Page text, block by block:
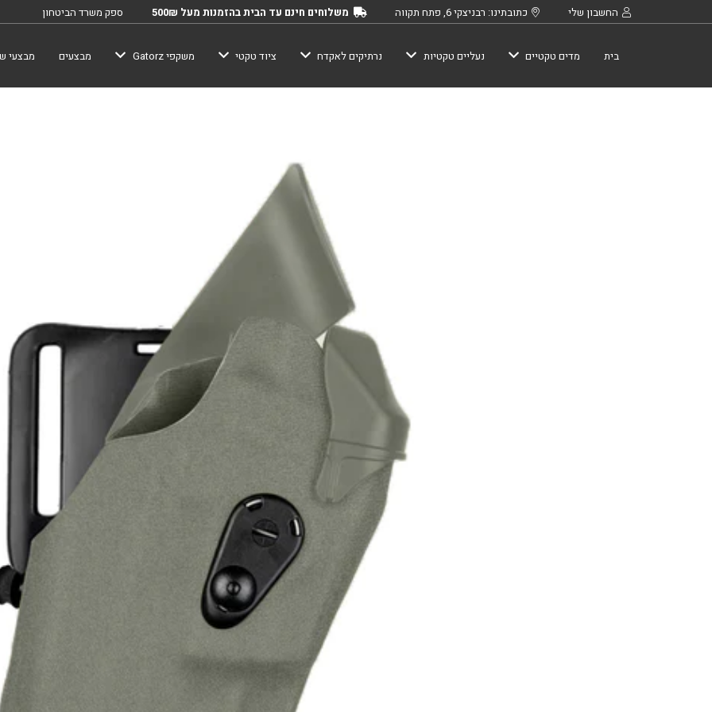
החשבון שלי כתובתינו: רבניצקי 6, פתח תקווה משלוחים חינם עד הבית בהזמנות מעל 500₪ ספק משרד הביטחון
בית מדים טקטיים נעליים טקטיות נרתיקים לאקדח ציוד טקטי משקפי Gatorz מבצעים מבצעי